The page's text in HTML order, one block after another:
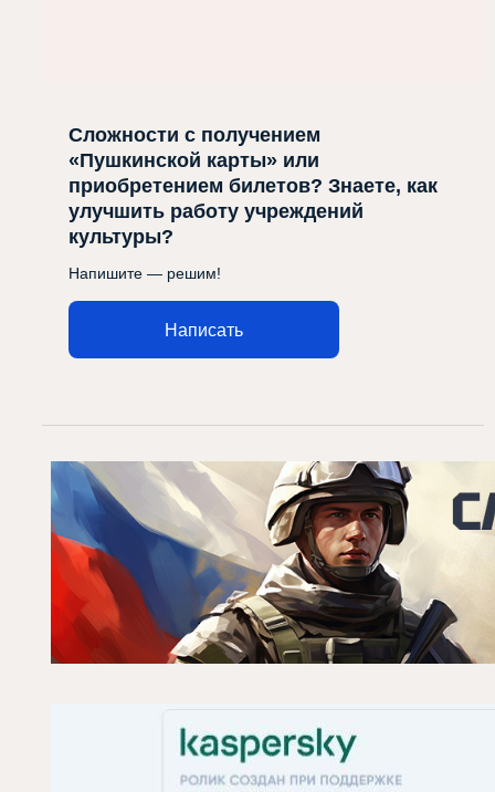
Сложности с получением
«Пушкинской карты» или
приобретением билетов? Знаете, как
улучшить работу учреждений
культуры?
Напишите — решим!
Написать